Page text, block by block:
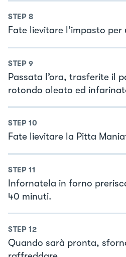
STEP 8
Fate lievitare l’impasto per
STEP 9
Passata l’ora, trasferite il
rotondo oleato ed
STEP 10
Fate lievitare la Pitta
STEP 11
Infornatela in forno
40 minuti.
STEP 12
Quando sarà pronta,